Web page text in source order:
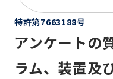
特許第7663188号
アンケートの
ラム、装置及